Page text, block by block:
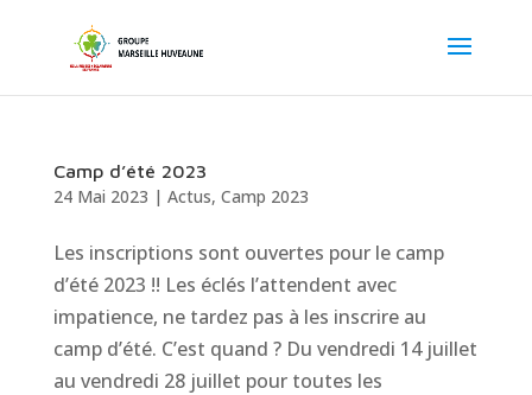
Camp d’été 2023
24 Mai 2023 | Actus, Camp 2023
Les inscriptions sont ouvertes pour le camp
d’été 2023 !! Les éclés l’attendent avec
impatience, ne tardez pas à les inscrire au
camp d’été. C’est quand ? Du vendredi 14 juillet
au vendredi 28 juillet pour toutes les